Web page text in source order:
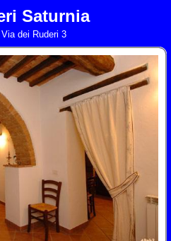
Saturnia
dei Ruderi 3